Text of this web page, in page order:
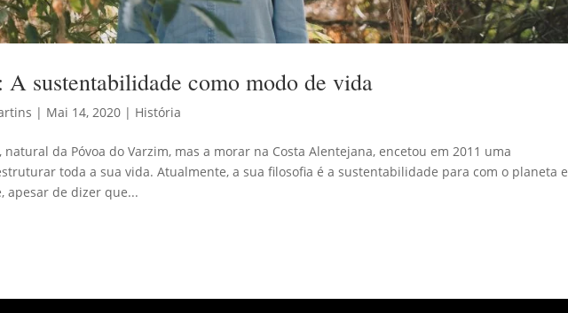
sustentabilidade como modo de vida
| Mai 14, 2020 | História
natural da Póvoa do Varzim, mas a morar na Costa Alentejana, encetou em 2011 uma
toda a sua vida. Atualmente, a sua filosofia é a sustentabilidade para com o planeta e
apesar de dizer que...